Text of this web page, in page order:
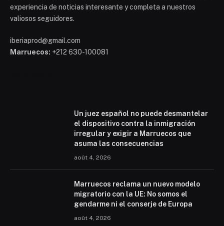
experiencia de noticias interesante y completa a nuestros
valiosos seguidores.
iberiaprod@gmail.com
Marruecos: +212 630-100081
Un juez español no puede desmantelar
el dispositivo contra la inmigración
irregular y exigir a Marruecos que
asuma las consecuencias
août 4, 2026
Marruecos reclama un nuevo modelo
migratorio con la UE: No somos el
gendarme ni el conserje de Europa
août 4, 2026